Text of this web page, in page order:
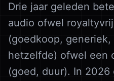
Drie jaar geleden
audio ofwel
(goedkoop,
hetzelfde) ofwel een
(goed, duur). In